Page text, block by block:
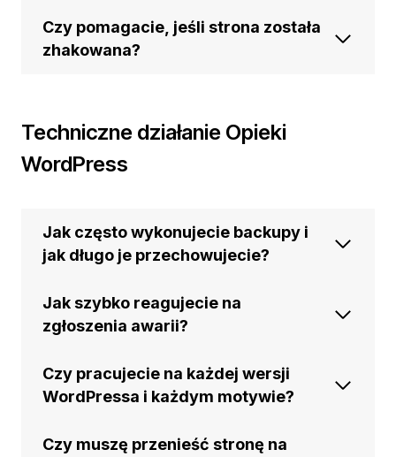
Czy pomagacie, jeśli strona została
zhakowana?
Techniczne działanie Opieki
WordPress
Jak często wykonujecie backupy i
jak długo je przechowujecie?
Jak szybko reagujecie na
zgłoszenia awarii?
Czy pracujecie na każdej wersji
WordPressa i każdym motywie?
Czy muszę przenieść stronę na